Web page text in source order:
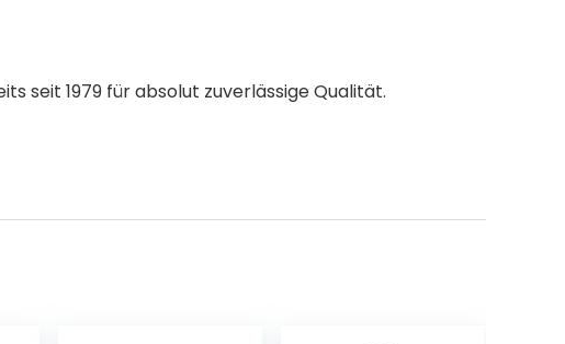
seit 1979 für absolut zuverlässige Qualität.